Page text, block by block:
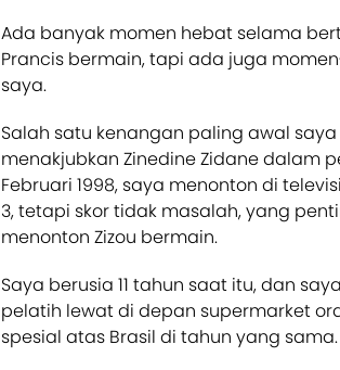
Ada banyak momen hebat selama
Prancis bermain, tapi ada juga
saya.
Salah satu kenangan paling awal
menakjubkan Zinedine Zidane dalam
Februari 1998, saya menonton di
3, tetapi skor tidak masalah, yang
menonton Zizou bermain.
Saya berusia 11 tahun saat itu, dan
pelatih lewat di depan supermarket
spesial atas Brasil di tahun yang sama.